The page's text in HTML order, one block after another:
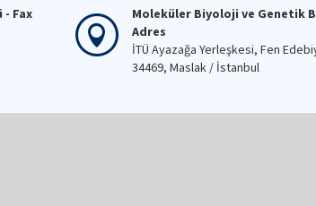
Fax
Moleküler Biyoloji ve Genetik
Adres
İTÜ Ayazağa Yerleşkesi, Fen
34469, Maslak / İstanbul